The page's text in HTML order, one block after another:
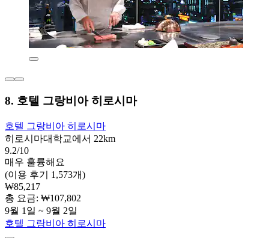
8. 호텔 그랑비아 히로시마
호텔 그랑비아 히로시마
히로시마대학교에서 22km
9.2/10
매우 훌륭해요
(이용 후기 1,573개)
₩85,217
총 요금: ₩107,802
9월 1일 ~ 9월 2일
호텔 그랑비아 히로시마